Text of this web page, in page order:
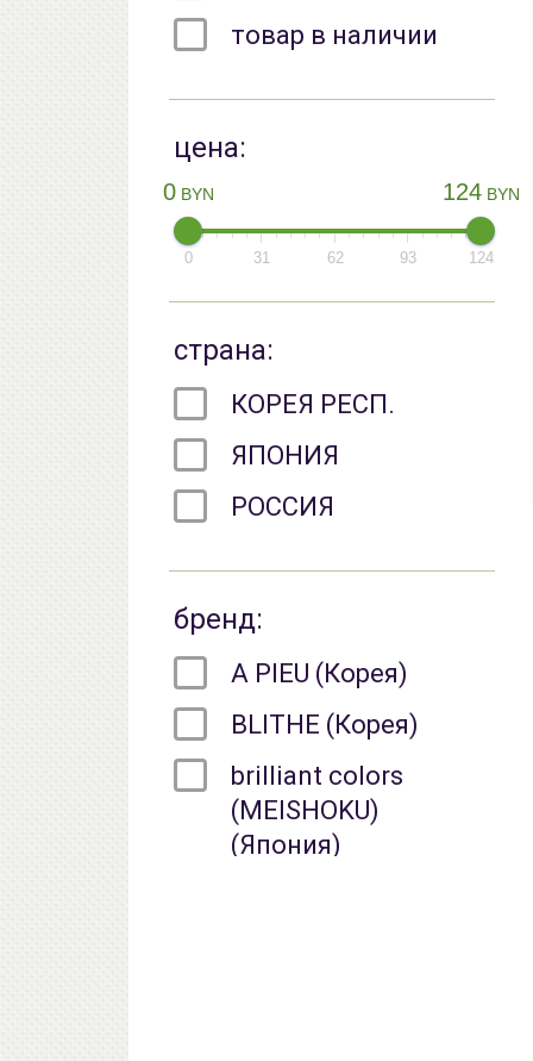
товар в наличии
цена:
0 BYN 124 BYN
0 31 62 93 124
страна:
КОРЕЯ РЕСП.
ЯПОНИЯ
РОССИЯ
бренд:
A PIEU (Корея)
BLITHE (Корея)
brilliant colors
(MEISHOKU)
(Япония)